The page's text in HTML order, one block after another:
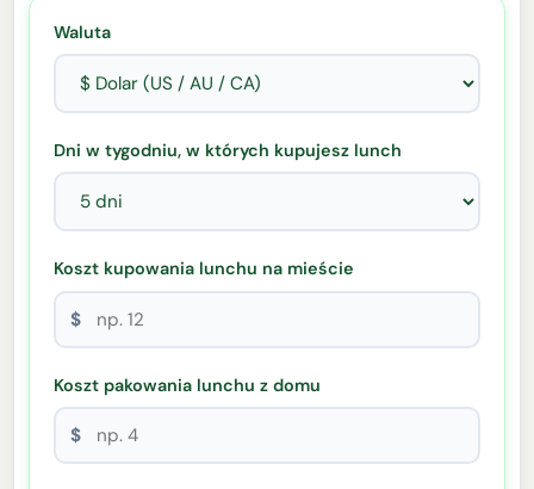
Waluta
Dni w tygodniu, w których kupujesz lunch
Koszt kupowania lunchu na mieście
$
Koszt pakowania lunchu z domu
$